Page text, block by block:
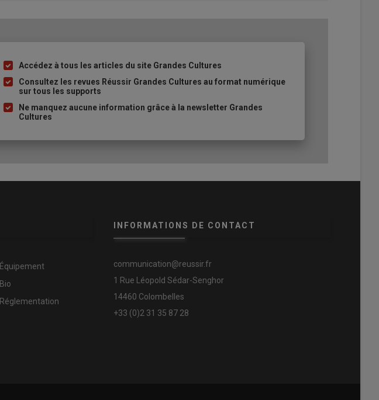
Liste
à
puce
Accédez à tous les articles du site Grandes Cultures
Consultez les revues Réussir Grandes Cultures au format numérique
sur tous les supports
Ne manquez aucune information grâce à la newsletter Grandes
Cultures
Équipement
Bio
Réglementation
INFORMATIONS DE CONTACT
communication@reussir.fr
1 Rue Léopold Sédar-Senghor
14460 Colombelles
+33 (0)2 31 35 87 28